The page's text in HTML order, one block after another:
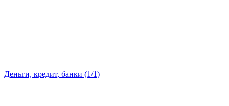
Деньги, кредит, банки (1/1)